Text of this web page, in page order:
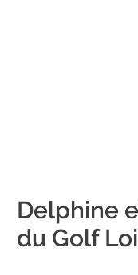
Delphine
du Golf